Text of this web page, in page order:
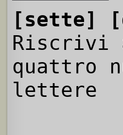
[sette]
quattro
lettere